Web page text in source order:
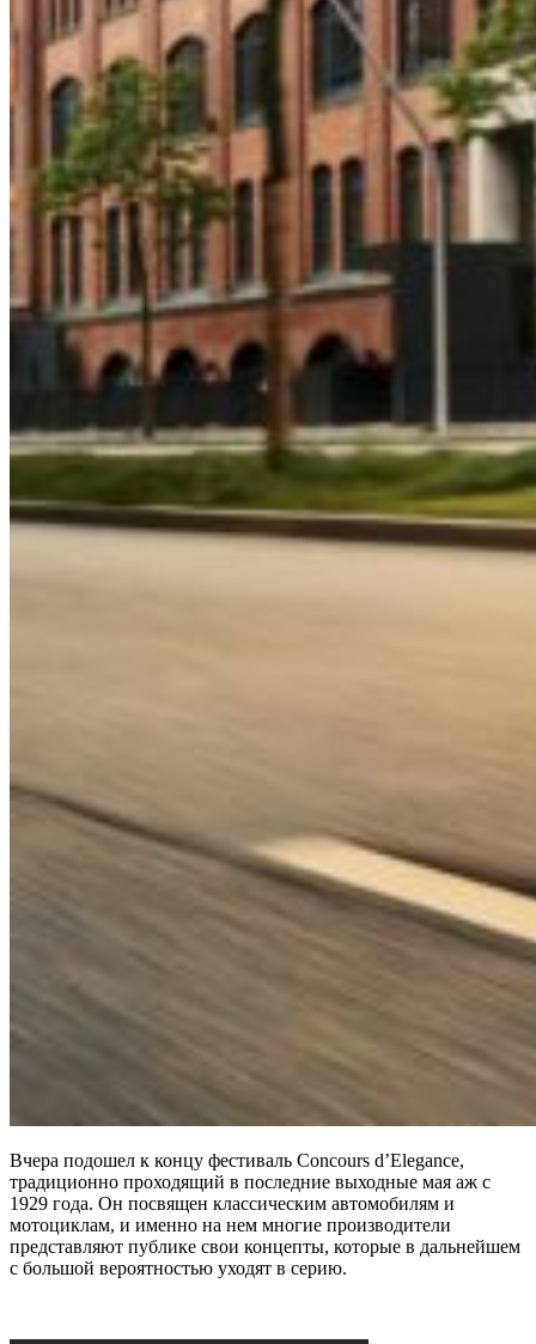
Вчера подошел к концу фестиваль Concours d’Elegance,
традиционно проходящий в последние выходные мая аж с
1929 года. Он посвящен классическим автомобилям и
мотоциклам, и именно на нем многие производители
представляют публике свои концепты, которые в дальнейшем
с большой вероятностью уходят в серию.